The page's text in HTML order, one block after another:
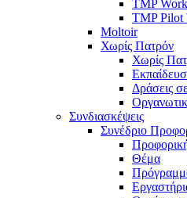
TMP
TMP Pilot
Moltoir
Χωρίς Πατρόν
Χωρίς
Δράσεις
Συνδιασκέψεις
Συνέδριο
Θέμα